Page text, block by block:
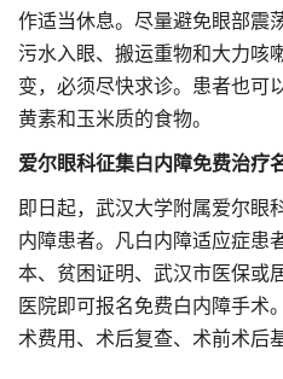
作适当休息。尽量避免眼部震
污水入眼、搬运重物和大力咳
变，必须尽快求诊。患者也可
黄素和玉米质的食物。
爱尔眼科征集白内障免费治疗
即日起，武汉大学附属爱尔眼
内障患者。凡白内障适应症患
本、贫困证明、武汉市医保或
医院即可报名免费白内障手术
术费用、术后复查、术前术后